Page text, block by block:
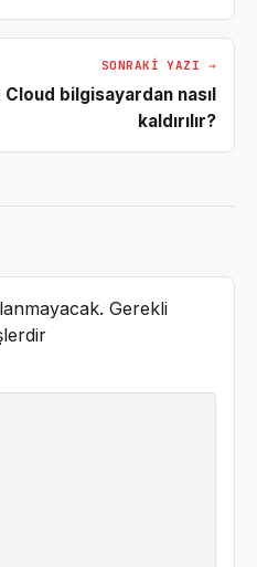
SONRAKI YAZI →
bilgisayardan nasıl
kaldırılır?
Gerekli